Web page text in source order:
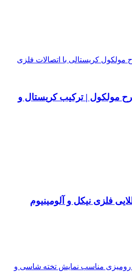
مولکول | ترکیب کریستال و
فلزی نیکل و آلومینیوم